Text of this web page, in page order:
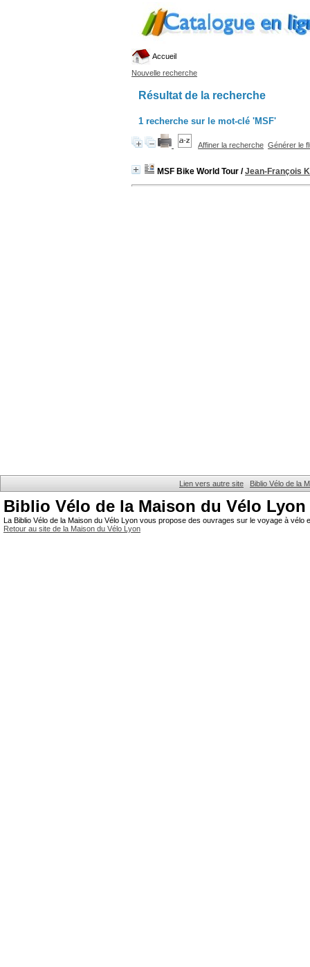
Accueil
Nouvelle recherche
Résultat de la recherche
1 recherche sur le mot-clé 'MSF'
Affiner la recherche Générer le
MSF Bike World Tour /Jean-François
Lien vers autre site Biblio Vélo de la
Biblio Vélo de la Maison du Vélo Lyon
La Biblio Vélo de la Maison du Vélo Lyon vous propose des ouvrages sur le voyage à
Retour au site de la Maison du Vélo Lyon